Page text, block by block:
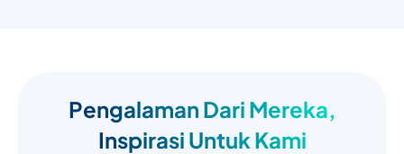
Pengalaman Dari Mereka,
Inspirasi Untuk Kami